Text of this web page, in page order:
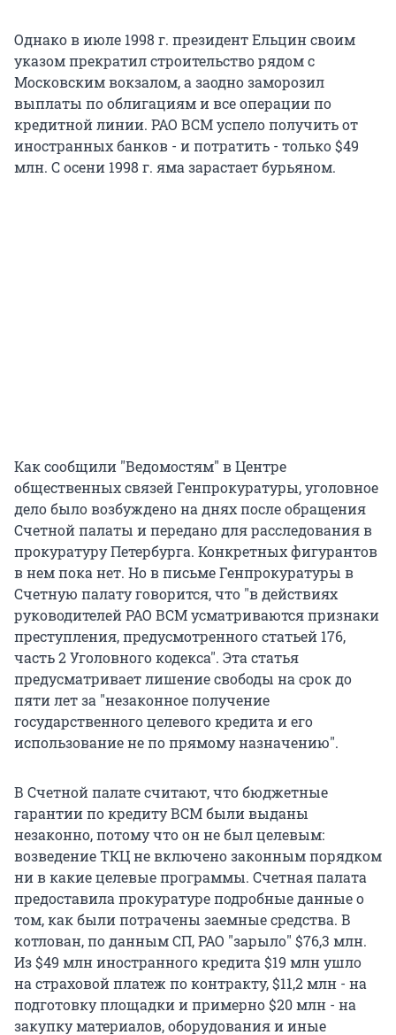
Однако в июле 1998 г. президент Ельцин своим
указом прекратил строительство рядом с
Московским вокзалом, а заодно заморозил
выплаты по облигациям и все операции по
кредитной линии. РАО ВСМ успело получить от
иностранных банков - и потратить - только $49
млн. С осени 1998 г. яма зарастает бурьяном.
Как сообщили "Ведомостям" в Центре
общественных связей Генпрокуратуры, уголовное
дело было возбуждено на днях после обращения
Счетной палаты и передано для расследования в
прокуратуру Петербурга. Конкретных фигурантов
в нем пока нет. Но в письме Генпрокуратуры в
Счетную палату говорится, что "в действиях
руководителей РАО ВСМ усматриваются признаки
преступления, предусмотренного статьей 176,
часть 2 Уголовного кодекса". Эта статья
предусматривает лишение свободы на срок до
пяти лет за "незаконное получение
государственного целевого кредита и его
использование не по прямому назначению".
В Счетной палате считают, что бюджетные
гарантии по кредиту ВСМ были выданы
незаконно, потому что он не был целевым:
возведение ТКЦ не включено законным порядком
ни в какие целевые программы. Счетная палата
предоставила прокуратуре подробные данные о
том, как были потрачены заемные средства. В
котлован, по данным СП, РАО "зарыло" $76,3 млн.
Из $49 млн иностранного кредита $19 млн ушло
на страховой платеж по контракту, $11,2 млн - на
подготовку площадки и примерно $20 млн - на
закупку материалов, оборудования и иные